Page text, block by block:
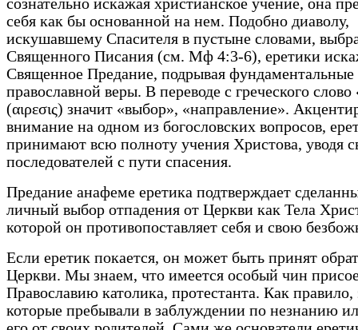
сознательно искажая христианское учение, она
себя как бы основанной на нем. Подобно диаволу,
искушавшему Спасителя в пустыне словами,
Священного Писания (см. Мф 4:3-6), еретики
Священное Предание, подрывая
православной веры. В переводе с греческого слово
(αιρεσις) значит «выбор», «направление».
внимание на одном из богословских вопросов,
принимают всю полноту учения Христова, уводя
последователей с пути спасения.
Предание анафеме еретика подтверждает
личный выбор отпадения от Церкви как Тела
которой он противопоставляет себя и свою
Если еретик покается, он может быть принят
Церкви. Мы знаем, что имеется особый чин
Православию католика, протестанта. Как
которые пребывали в заблуждении по незнанию